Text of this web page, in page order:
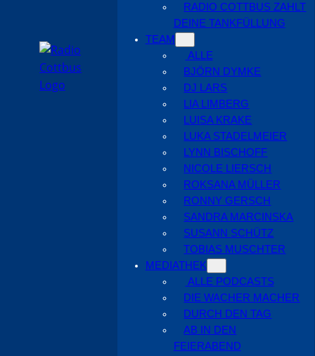
RADIO COTTBUS ZAHLT
DEINE TANKFÜLLUNG
TEAM
ALLE
BJÖRN DYMKE
DJ LARS
LIA LIMBERG
LUISA KRAKE
LUKA STADELMEIER
LYNN BISCHOFF
NICOLE LIERSCH
ROKSANA MÜLLER
RONNY GERSCH
SANDRA MARCINSKA
SUSANN SCHÜTZ
TOBIAS MUSCHTER
MEDIATHEK
ALLE PODCASTS
DIE WACHER MACHER
DURCH DEN TAG
AB IN DEN
FEIERABEND